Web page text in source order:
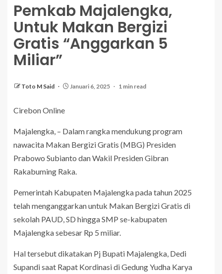
Pemkab Majalengka,
Untuk Makan Bergizi
Gratis “Anggarkan 5
Miliar”
Toto M Said Januari 6, 2025 1 min read
Cirebon Online
Majalengka, – Dalam rangka mendukung program
nawacita Makan Bergizi Gratis (MBG) Presiden
Prabowo Subianto dan Wakil Presiden Gibran
Rakabuming Raka.
Pemerintah Kabupaten Majalengka pada tahun 2025
telah menganggarkan untuk Makan Bergizi Gratis di
sekolah PAUD, SD hingga SMP se-kabupaten
Majalengka sebesar Rp 5 miliar.
Hal tersebut dikatakan Pj Bupati Majalengka, Dedi
Supandi saat Rapat Kordinasi di Gedung Yudha Karya